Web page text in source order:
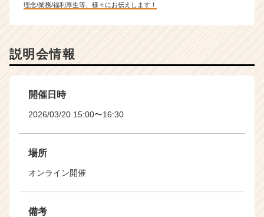
理念/業務/福利厚生等、様々にお伝えします！
説明会情報
開催日時
2026/03/20 15:00〜16:30
場所
オンライン開催
備考